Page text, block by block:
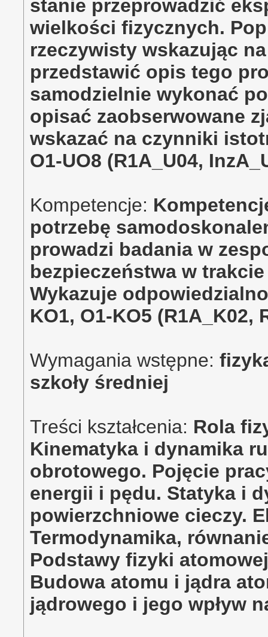
stanie przeprowadzić
wielkości fizycznych.
rzeczywisty wskazując
przedstawić opis tego
samodzielnie wykonać
opisać zaobserwowane
wskazać na czynniki
O1-UO8 (R1A_U04,
Kompetencje:
potrzebę
prowadzi badania w
bezpieczeństwa w
Wykazuje
KO1, O1-KO5 (R1A_K02,
Wymagania wstępne:
szkoły średniej
Treści kształcenia: Rola
Kinematyka i dynamika
obrotowego. Pojęcie
energii i pędu. Statyka i
powierzchniowe cieczy.
Termodynamika,
Podstawy fizyki
Budowa atomu i jądra
jądrowego i jego wpływ